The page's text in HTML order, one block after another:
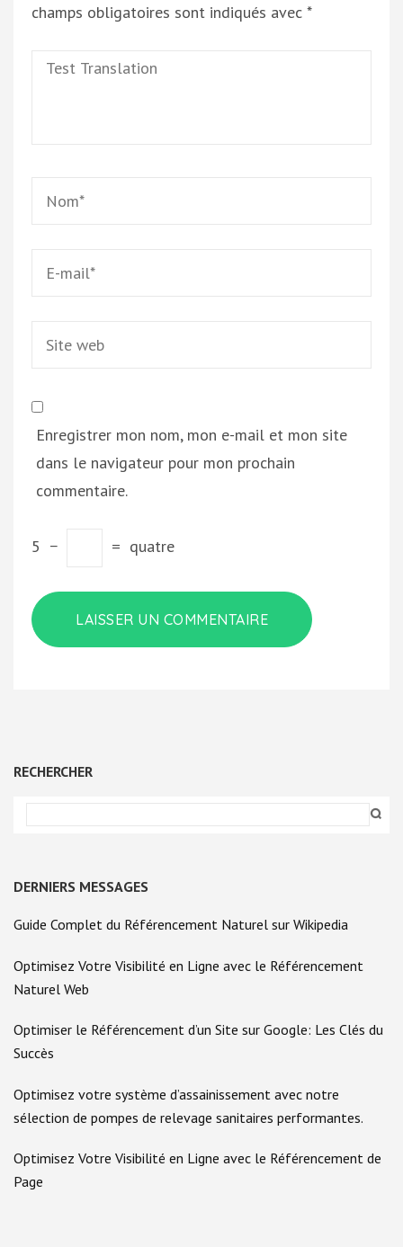
champs obligatoires sont indiqués avec *
Test
Enregistrer mon nom, mon e-mail et mon site
dans le navigateur pour mon prochain
commentaire.
5 − = quatre
RECHERCHER
DERNIERS MESSAGES
Guide Complet du Référencement Naturel sur Wikipedia
Optimisez Votre Visibilité en Ligne avec le Référencement
Naturel Web
Optimiser le Référencement d’un Site sur Google: Les Clés du
Succès
Optimisez votre système d’assainissement avec notre
sélection de pompes de relevage sanitaires performantes.
Optimisez Votre Visibilité en Ligne avec le Référencement de
Page